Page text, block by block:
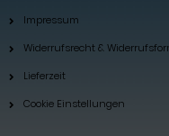
Impressum
Widerrufsrecht &
Lieferzeit
Cookie Einstellungen